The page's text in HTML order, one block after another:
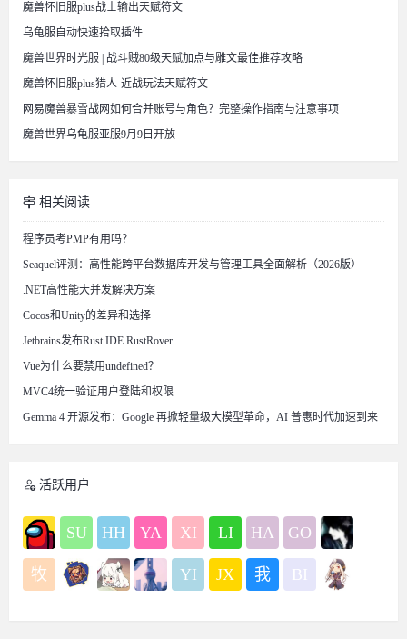
魔兽怀旧服plus战士输出天赋符文
乌龟服自动快速拾取插件
魔兽世界时光服 | 战斗贼80级天赋加点与雕文最佳推荐攻略
魔兽怀旧服plus猎人-近战玩法天赋符文
网易魔兽暴雪战网如何合并账号与角色？完整操作指南与注意事项
魔兽世界乌龟服亚服9月9日开放
相关阅读
程序员考PMP有用吗？
Seaquel评测：高性能跨平台数据库开发与管理工具全面解析（2026版）
.NET高性能大并发解决方案
Cocos和Unity的差异和选择
Jetbrains发布Rust IDE RustRover
Vue为什么要禁用undefined？
MVC4统一验证用户登陆和权限
Gemma 4 开源发布：Google 再掀轻量级大模型革命，AI 普惠时代加速到来
活跃用户
SU HH YA XI LI HA GO
牧 YI JX 我 BI